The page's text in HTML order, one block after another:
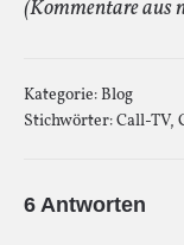
(Kommentare aus
Kategorie:Blog
Stichwörter:Call-TV,
6 Antworten